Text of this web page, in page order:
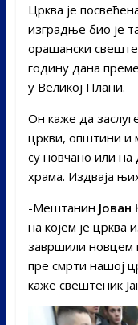
Црква је
изградње био је
орашански
годину дана
у Великој Плани.
Он каже да
цркви, општини и
су новчано или
храма. Издваја
-Мештанин
на којем је црква
завршили новцем
пре смрти нашој
каже свештеник